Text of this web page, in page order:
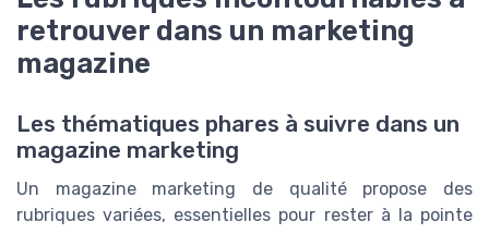
retrouver dans un marketing
magazine
Les thématiques phares à suivre dans un
magazine marketing
Un magazine marketing de qualité propose des
rubriques variées, essentielles pour rester à la pointe